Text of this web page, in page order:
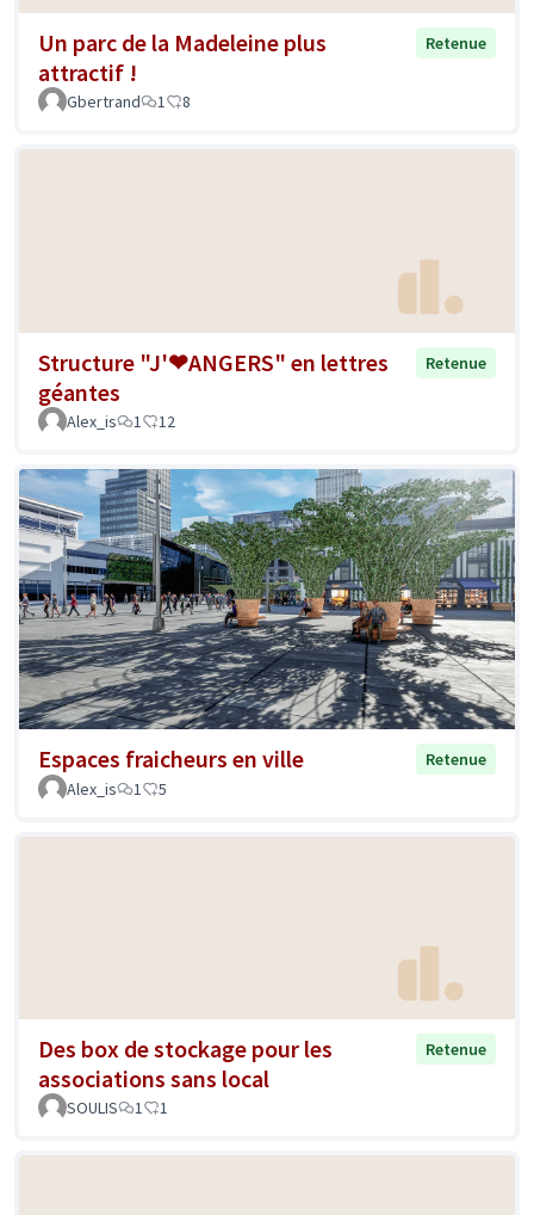
Un parc de la Madeleine plus
attractif !
Retenue
Gbertrand 1 8
Structure "J'❤ANGERS" en lettres
géantes
Retenue
Alex_is 1 12
Espaces fraicheurs en ville
Retenue
Alex_is
1 5
Des box de stockage pour les
associations sans local
Retenue
SOULIS 1 1